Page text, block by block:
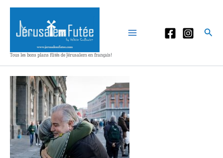
Aller
contenu
Tous les bons plans fûtés de Jérusalem en français!